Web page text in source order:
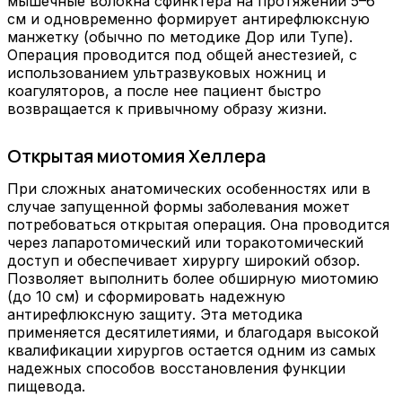
см и одновременно формирует антирефлюксную
манжетку (обычно по методике Дор или Тупе).
Операция проводится под общей анестезией, с
использованием ультразвуковых ножниц и
коагуляторов, а после нее пациент быстро
возвращается к привычному образу жизни.
Открытая миотомия Хеллера
При сложных анатомических особенностях или в
случае запущенной формы заболевания может
потребоваться открытая операция. Она проводится
через лапаротомический или торакотомический
доступ и обеспечивает хирургу широкий обзор.
Позволяет выполнить более обширную миотомию
(до 10 см) и сформировать надежную
антирефлюксную защиту. Эта методика
применяется десятилетиями, и благодаря высокой
квалификации хирургов остается одним из самых
надежных способов восстановления функции
пищевода.